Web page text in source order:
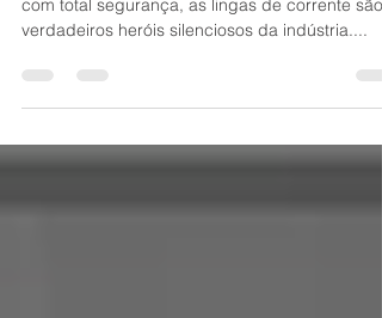
Industriais
com total segurança, as lingas de corrente são
verdadeiros heróis silenciosos da indústria....